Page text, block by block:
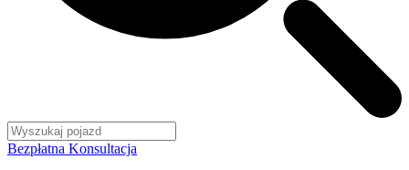
Bezpłatna Konsultacja